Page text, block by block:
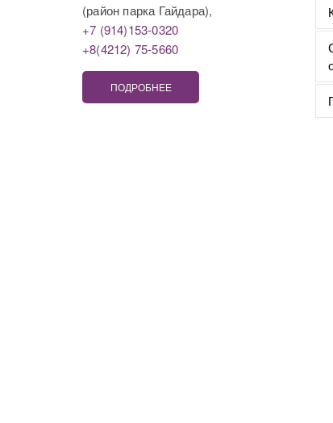
(район парка Гайдара),
+7 (914)153-0320
+8(4212) 75-5660
ПОДРОБНЕЕ